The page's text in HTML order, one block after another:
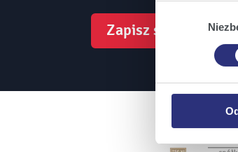
urządzeniu.
Klikając
plików
zgody
Zapisz się